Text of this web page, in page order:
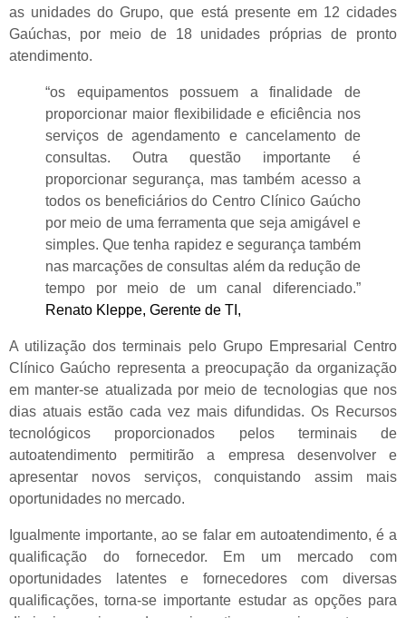
as unidades do Grupo, que está presente em 12 cidades
Gaúchas, por meio de 18 unidades próprias de pronto
atendimento.
“os equipamentos possuem a finalidade de
proporcionar maior flexibilidade e eficiência nos
serviços de agendamento e cancelamento de
consultas. Outra questão importante é
proporcionar segurança, mas também acesso a
todos os beneficiários do Centro Clínico Gaúcho
por meio de uma ferramenta que seja amigável e
simples. Que tenha rapidez e segurança também
nas marcações de consultas além da redução de
tempo por meio de um canal diferenciado.”
Renato Kleppe, Gerente de TI,
A utilização dos terminais pelo Grupo Empresarial Centro
Clínico Gaúcho representa a preocupação da organização
em manter-se atualizada por meio de tecnologias que nos
dias atuais estão cada vez mais difundidas. Os Recursos
tecnológicos proporcionados pelos terminais de
autoatendimento permitirão a empresa desenvolver e
apresentar novos serviços, conquistando assim mais
oportunidades no mercado.
Igualmente importante, ao se falar em autoatendimento, é a
qualificação do fornecedor. Em um mercado com
oportunidades latentes e fornecedores com diversas
qualificações, torna-se importante estudar as opções para